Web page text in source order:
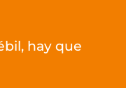
hay que